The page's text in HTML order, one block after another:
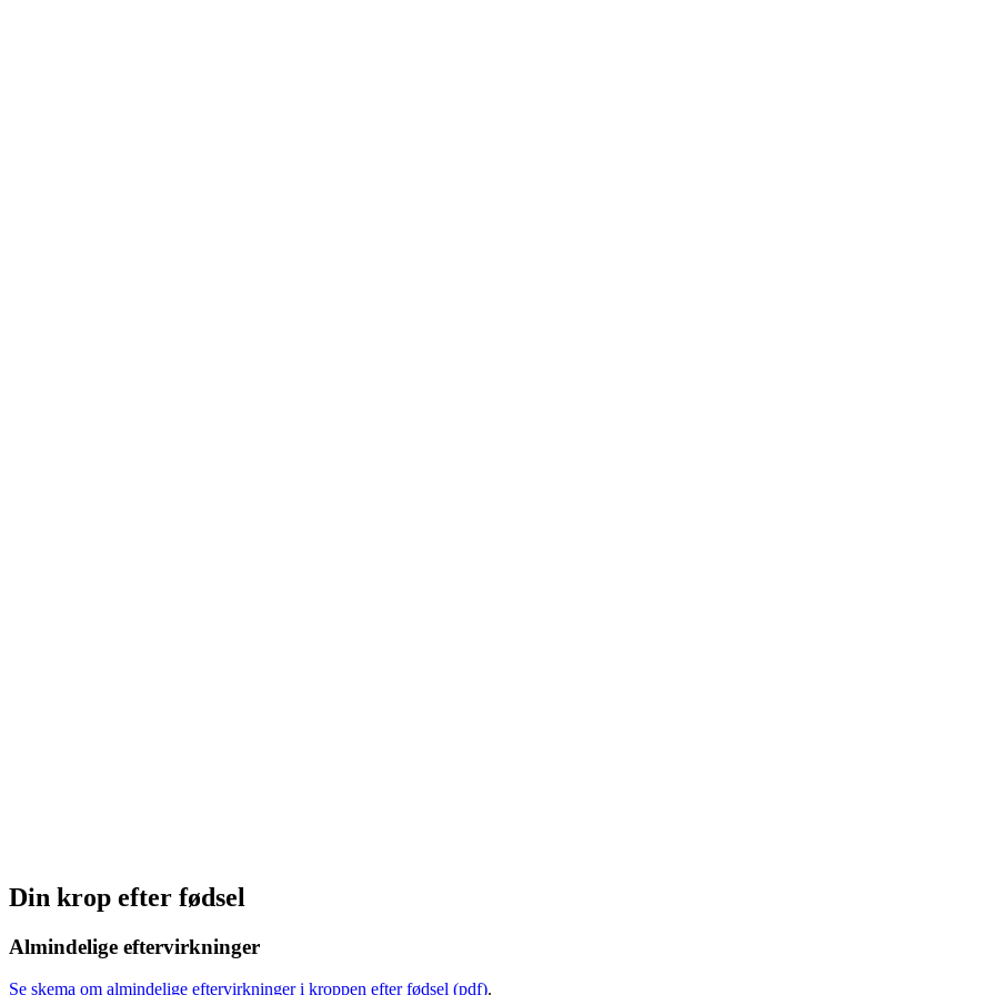
Din krop efter fødsel
Almindelige eftervirkninger
Se skema om almindelige eftervirkninger i kroppen efter fødsel (pdf).